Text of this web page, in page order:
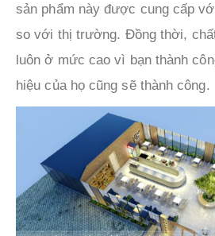
sản phẩm này được cung cấp
so với thị trường. Đồng thời,
luôn ở mức cao vì bạn thành
hiệu của họ cũng sẽ thành công.